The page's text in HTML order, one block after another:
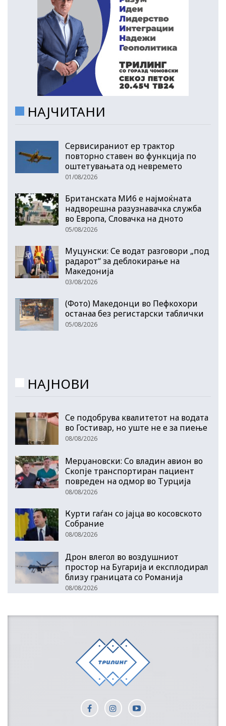
НАЈЧИТАНИ
Сервисираниот ер трактор
повторно ставен во функција по
оштетувањата од невремето
01/08/2026
Британската МИ6 е најмоќната
надворешна разузнавачка служба
во Европа, Словачка на дното
05/08/2026
Муцунски: Се водат разговори „под
радарот“ за деблокирање на
Македонија
03/08/2026
(Фото) Македонци во Пефкохори
останаа без регистарски таблички
05/08/2026
НАЈНОВИ
Се подобрува квалитетот на водата
во Гостивар, но уште не е за пиење
08/08/2026
Мерџановски: Со владин авион во
Скопје транспортиран пациент
повреден на одмор во Турција
08/08/2026
Курти гаѓан со јајца во косовското
Собрание
08/08/2026
Дрон влегол во воздушниот
простор на Бугарија и експлодирал
близу границата со Романија
08/08/2026